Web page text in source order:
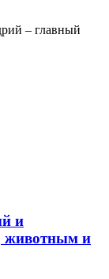
– главный
и
животным и